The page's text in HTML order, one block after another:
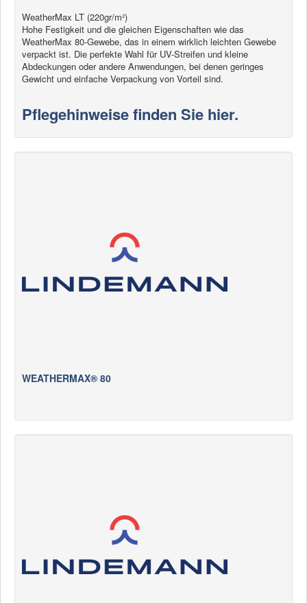
WeatherMax LT (220gr/m²)
Hohe Festigkeit und die gleichen Eigenschaften wie das
WeatherMax 80-Gewebe, das in einem wirklich leichten Gewebe
verpackt ist. Die perfekte Wahl für UV-Streifen und kleine
Abdeckungen oder andere Anwendungen, bei denen geringes
Gewicht und einfache Verpackung von Vorteil sind.
Pflegehinweise finden Sie hier.
WEATHERMAX® 80